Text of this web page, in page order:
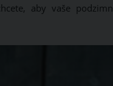
aby vaše